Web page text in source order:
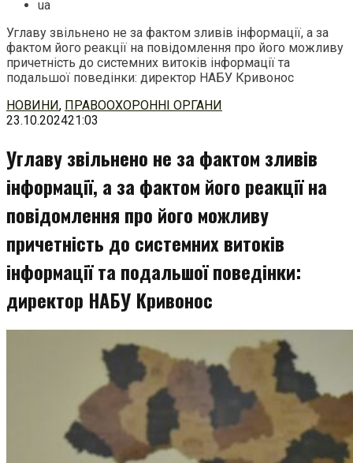
ua
Углаву звільнено не за фактом зливів інформації, а за
фактом його реакції на повідомлення про його можливу
причетність до системних витоків інформації та
подальшої поведінки: директор НАБУ Кривонос
Перейти
до
НОВИНИ, ПРАВООХОРОННІ ОРГАНИ
23.10.202421:03
Углаву звільнено не за фактом зливів
інформації, а за фактом його реакції на
повідомлення про його можливу
причетність до системних витоків
інформації та подальшої поведінки:
директор НАБУ Кривонос